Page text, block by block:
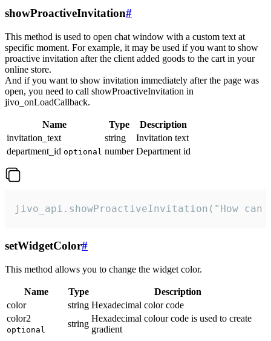
showProactiveInvitation#
This method is used to open chat window with a custom text at
specific moment. For example, it may be used if you want to show
proactive invitation after the client added goods to the cart in your
online store.
And if you want to show invitation immediately after the page was
open, you need to call showProactiveInvitation in
jivo_onLoadCallback.
Name Type
Description
invitation_text
string
Invitation text
department_id optional number Department id
jivo_api.showProactiveInvitation("How
setWidgetColor#
This method allows you to change the widget color.
Name Type
Description
color
string Hexadecimal color code
color2
optional
string
Hexadecimal colour code is used to create
gradient